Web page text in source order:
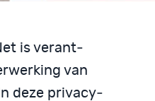
is verant­
van
deze privacy­